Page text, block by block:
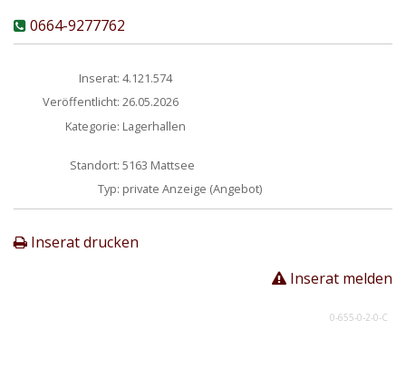
0664-9277762
Inserat: 4.121.574
Veröffentlicht: 26.05.2026
Kategorie: Lagerhallen
Standort: 5163 Mattsee
Typ: private Anzeige (Angebot)
Inserat drucken
Inserat melden
0-655-0-2-0-C